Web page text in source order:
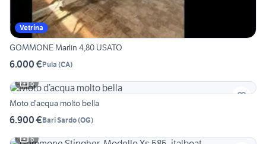
Vetrina
GOMMONE Marlin 4,80 USATO
6.000 €Pula (CA)
6
Moto d’acqua molto bella
6.900 €Bari Sardo(OG)
6